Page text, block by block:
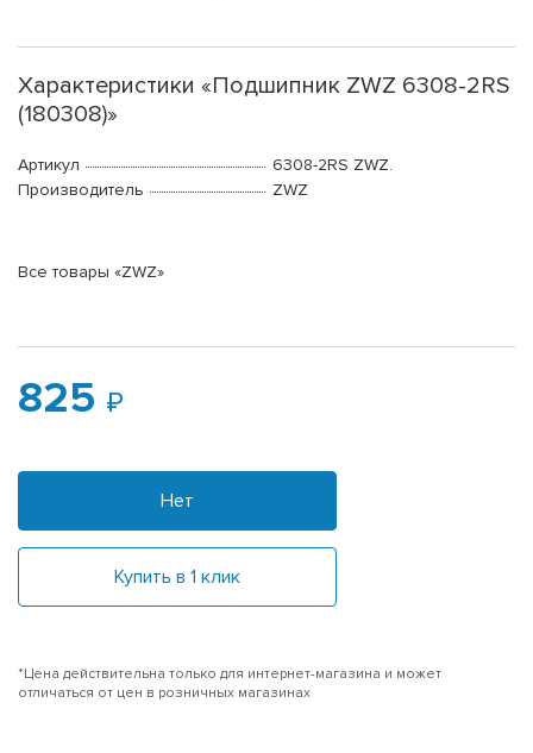
Характеристики «Подшипник ZWZ 6308-2RS
(180308)»
Артикул
6308-2RS ZWZ.
Производитель
ZWZ
Все товары «ZWZ»
825
Нет
Купить в 1 клик
*Цена действительна только для интернет-магазина и может
отличаться от цен в розничных магазинах